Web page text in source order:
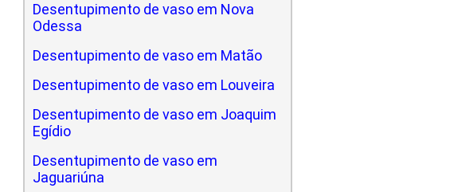
Desentupimento de vaso em Nova
Odessa
Desentupimento de vaso em Matão
Desentupimento de vaso em Louveira
Desentupimento de vaso em Joaquim
Egídio
Desentupimento de vaso em
Jaguariúna